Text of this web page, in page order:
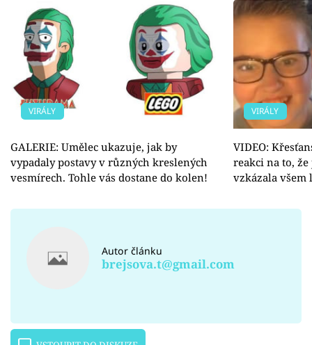
VIRÁLY
GALERIE: Umělec ukazuje, jak by
vypadaly postavy v různých kreslených
vesmírech. Tohle vás dostane do kolen!
VIRÁLY
VIDEO:
reakci na to,
vzkázala všem
Autor článku
brejsova.t@gmail.com